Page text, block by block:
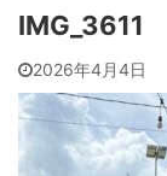
IMG_3611
2026年4月4日